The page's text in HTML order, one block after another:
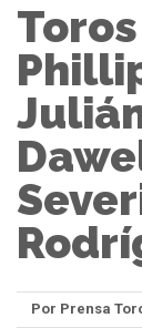
Por Prensa